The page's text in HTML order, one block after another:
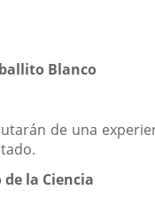
Blanco
de una
la Ciencia